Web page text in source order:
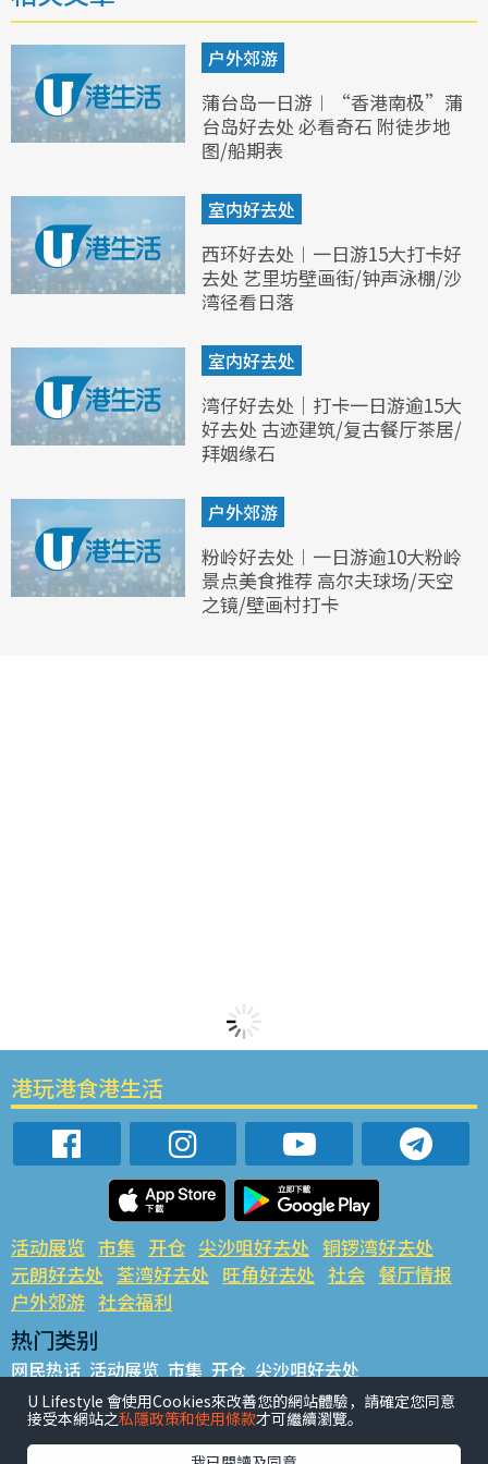
户外郊游
蒲台岛一日游︱“香港南极”蒲
台岛好去处 必看奇石 附徒步地
图/船期表
室内好去处
西环好去处︱一日游15大打卡好
去处 艺里坊壁画街/钟声泳棚/沙
湾径看日落
室内好去处
湾仔好去处｜打卡一日游逾15大
好去处 古迹建筑/复古餐厅茶居/
拜姻缘石
户外郊游
粉岭好去处︱一日游逾10大粉岭
景点美食推荐 高尔夫球场/天空
之镜/壁画村打卡
港玩港食港生活
活动展览 市集 开仓 尖沙咀好去处 铜锣湾好去处
元朗好去处 荃湾好去处 旺角好去处 社会 餐厅情报
户外郊游 社会福利
热门类别
网民热话 活动展览 市集 开仓 尖沙咀好去处
铜锣湾好去处 元朗好去处 荃湾好去处 旺角好去处 社会
餐厅情报 户外郊游
U Lifestyle 會使用Cookies來改善您的網站體驗，請確定您同意
接受本網站之私隱政策和使用條款才可繼續瀏覽。